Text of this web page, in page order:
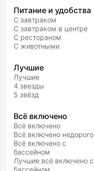
Питание и удобства
С завтраком
С завтраком в центре
С рестораном
С животными
Лучшие
Лучшие
4 звезды
5 звёзд
Всё включено
Всё включено
Всё включено недорого
Всё включено с
бассейном
Лучшие всё включено с
бассейном